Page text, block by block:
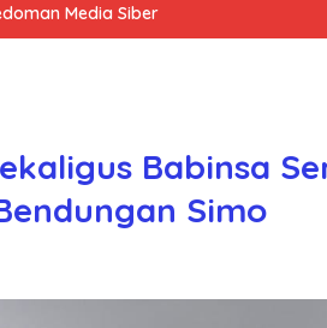
Media Siber
Babinsa
Simo